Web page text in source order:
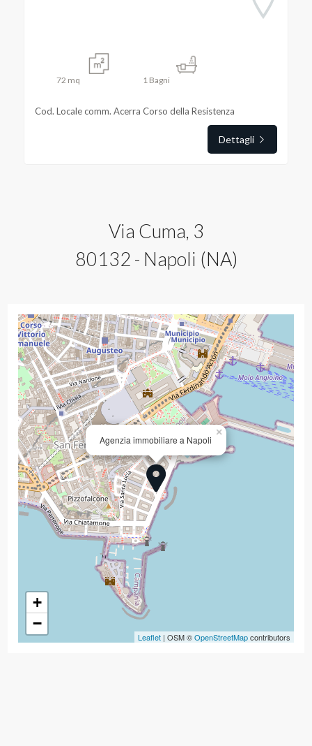
72 mq 1Bagni
Cod. Locale comm. Acerra Corso della Resistenza
Dettagli
Via Cuma, 3
80132 - Napoli (NA)
Agenzia immobiliare a Napoli
×
+
−
Leaflet| OSM ©OpenStreetMapcontributors